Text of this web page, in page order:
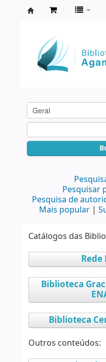
Agamenon
Magalhães
Pesquisar
Pesquisa de
Mais popular
Catálogos das
Rede
Biblioteca
Biblioteca
Outros conteúdos: